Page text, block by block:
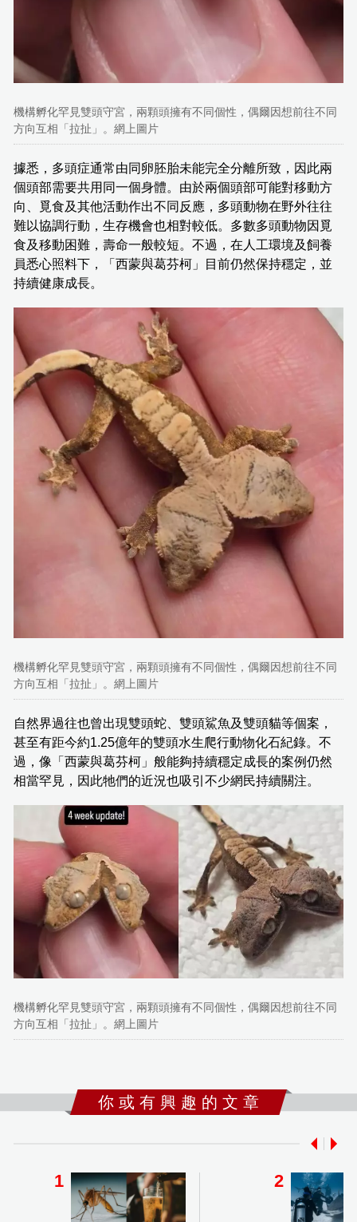
機構孵化罕見雙頭守宮，兩顆頭擁有不同個性，偶爾因想前往不同
方向互相「拉扯」。網上圖片
據悉，多頭症通常由同卵胚胎未能完全分離所致，因此兩
個頭部需要共用同一個身體。由於兩個頭部可能對移動方
向、覓食及其他活動作出不同反應，多頭動物在野外往往
難以協調行動，生存機會也相對較低。多數多頭動物因覓
食及移動困難，壽命一般較短。不過，在人工環境及飼養
員悉心照料下，「西蒙與葛芬柯」目前仍然保持穩定，並
持續健康成長。
機構孵化罕見雙頭守宮，兩顆頭擁有不同個性，偶爾因想前往不同
方向互相「拉扯」。網上圖片
自然界過往也曾出現雙頭蛇、雙頭鯊魚及雙頭貓等個案，
甚至有距今約1.25億年的雙頭水生爬行動物化石紀錄。不
過，像「西蒙與葛芬柯」般能夠持續穩定成長的案例仍然
相當罕見，因此牠們的近況也吸引不少網民持續關注。
機構孵化罕見雙頭守宮，兩顆頭擁有不同個性，偶爾因想前往不同
方向互相「拉扯」。網上圖片
你 或 有 興 趣 的 文 章